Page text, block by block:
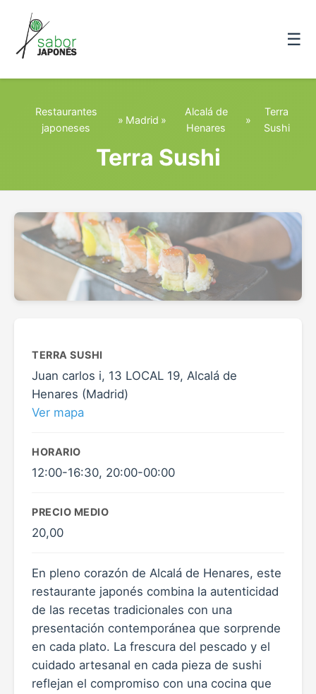
☰
Restaurantes
japoneses
» Madrid »
Alcalá de
Henares
»
Terra
Sushi
Terra Sushi
TERRA SUSHI
Juan carlos i, 13 LOCAL 19, Alcalá de
Henares (Madrid)
Ver mapa
HORARIO
12:00-16:30, 20:00-00:00
PRECIO MEDIO
20,00
En pleno corazón de Alcalá de Henares, este
restaurante japonés combina la autenticidad
de las recetas tradicionales con una
presentación contemporánea que sorprende
en cada plato. La frescura del pescado y el
cuidado artesanal en cada pieza de sushi
reflejan el compromiso con una cocina que